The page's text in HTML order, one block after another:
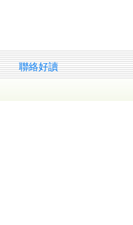
聯絡好讀